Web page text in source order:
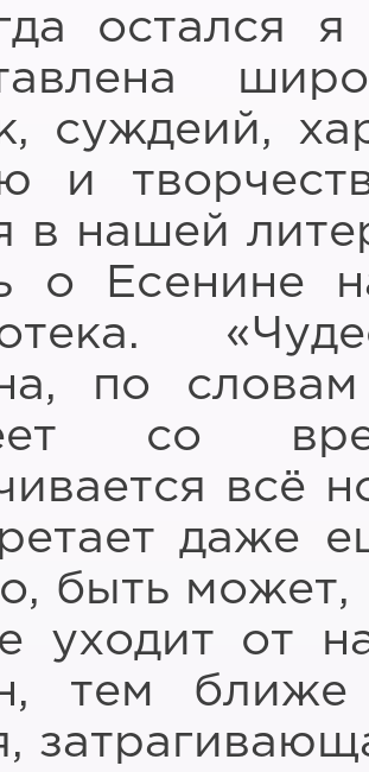
остался
суждеий,
и
в нашей
о Есенине
по
со
всё
даже
быть
уходит от
тем ближе